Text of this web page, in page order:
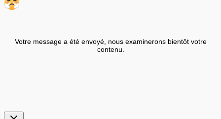
Votre message a été envoyé, nous examinerons bientôt votre
contenu.